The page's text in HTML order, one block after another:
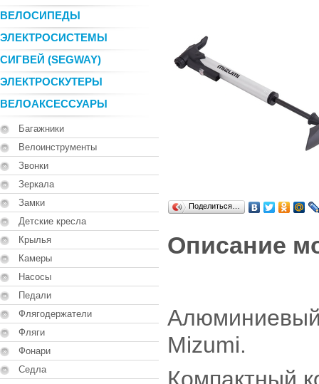
ВЕЛОСИПЕДЫ
ЭЛЕКТРОСИСТЕМЫ
СИГВЕЙ (SEGWAY)
ЭЛЕКТРОСКУТЕРЫ
ВЕЛОАКСЕССУАРЫ
Багажники
Велоинструменты
Звонки
Зеркала
Замки
Детские кресла
Крылья
Камеры
Насосы
Педали
Флягодержатели
Фляги
Фонари
Седла
Поделиться…
Описание
Mizumi.